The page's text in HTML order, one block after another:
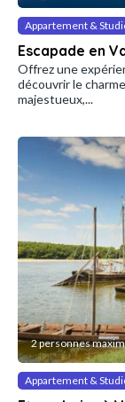
Appartement &
Escapade en
Offrez une
découvrir le
majestueux,...
2 personnes
Appartement &